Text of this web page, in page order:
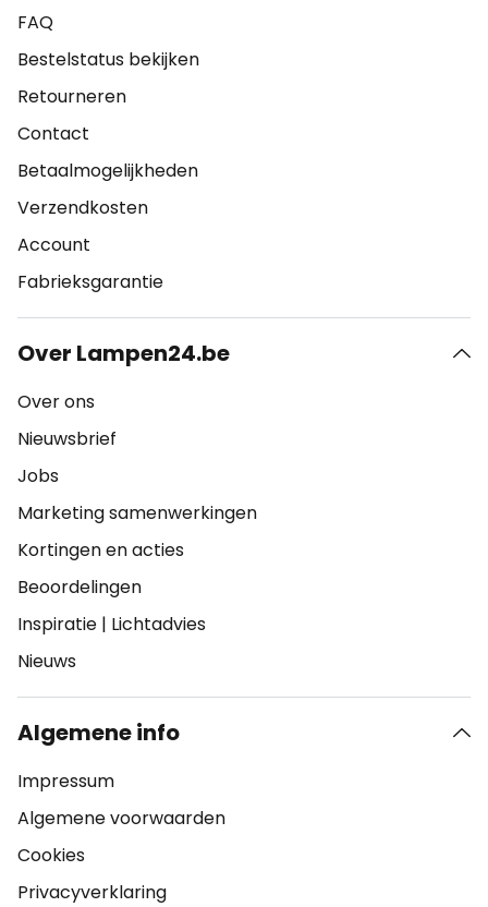
FAQ
Bestelstatus bekijken
Retourneren
Contact
Betaalmogelijkheden
Verzendkosten
Account
Fabrieksgarantie
Over Lampen24.be
Over ons
Nieuwsbrief
Jobs
Marketing samenwerkingen
Kortingen en acties
Beoordelingen
Inspiratie | Lichtadvies
Nieuws
Algemene info
Impressum
Algemene voorwaarden
Cookies
Privacyverklaring